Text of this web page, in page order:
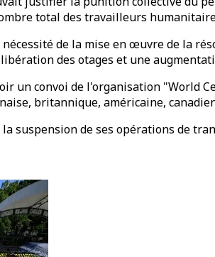
total des travailleurs
de la mise en œuvre de la
des otages et une
un convoi de l'organisation "World
britannique, américaine,
suspension de ses opérations de